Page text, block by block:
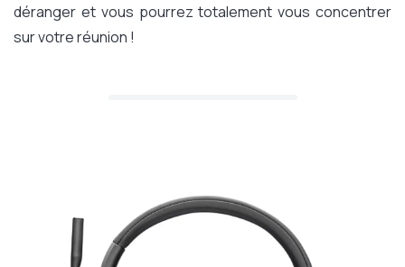
déranger et vous pourrez totalement vous concentrer
sur votre réunion !